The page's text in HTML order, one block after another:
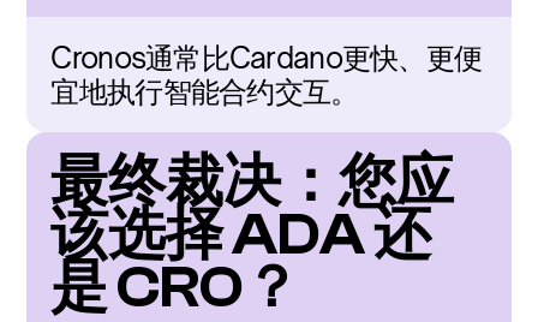
Cronos通常比Cardano更快、更便
宜地执行智能合约交互。
最终裁决：您应
该选择 ADA 还
是 CRO？